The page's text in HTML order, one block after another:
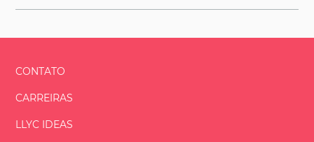
CONTATO
CARREIRAS
LLYC IDEAS